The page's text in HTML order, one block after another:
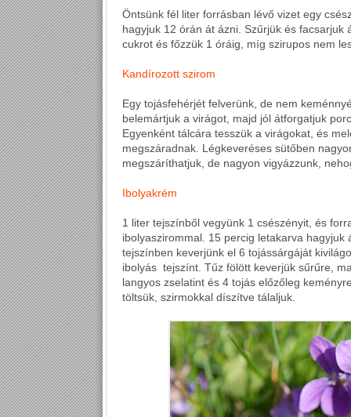
Öntsünk fél liter forrásban lévő vizet egy
hagyjuk 12 órán át ázni. Szűrjük és
cukrot és főzzük 1 óráig, míg szirupos nem
Kandírozott szirom
Egy tojásfehérjét felverünk, de nem
belemártjuk a virágot, majd jól átforgatjuk
Egyenként tálcára tesszük a virágokat, és
megszáradnak. Légkeveréses sütőben
megszáríthatjuk, de nagyon vigyázzunk,
Ibolyakrém
1 liter tejszínből vegyünk 1 csészényit, és
ibolyaszirommal. 15 percig letakarva
tejszínben keverjünk el 6 tojássárgáját
ibolyás tejszínt. Tűz fölött keverjük sűrűre,
langyos zselatint és 4 tojás előzőleg
töltsük, szirmokkal díszítve tálaljuk.